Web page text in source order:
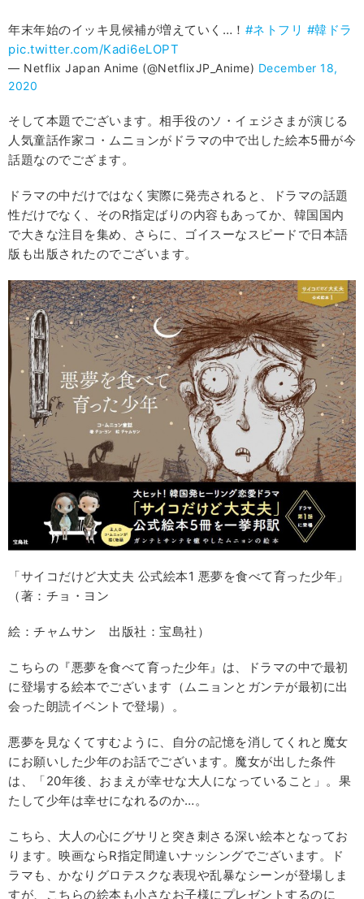
年末年始のイッキ見候補が増えていく…！ #ネトフリ #韓ドラ
pic.twitter.com/Kadi6eLOPT
— Netflix Japan Anime (@NetflixJP_Anime) December 18,
2020
そして本題でございます。相手役のソ・イェジさまが演じる
人気童話作家コ・ムニョンがドラマの中で出した絵本5冊が今
話題なのでござます。
ドラマの中だけではなく実際に発売されると、ドラマの話題
性だけでなく、そのR指定ばりの内容もあってか、韓国国内
で大きな注目を集め、さらに、ゴイスーなスピードで日本語
版も出版されたのでございます。
「サイコだけど大丈夫 公式絵本1 悪夢を食べて育った少年」
（著：チョ・ヨン
絵：チャムサン 出版社：宝島社）
こちらの『悪夢を食べて育った少年』は、ドラマの中で最初
に登場する絵本でございます（ムニョンとガンテが最初に出
会った朗読イベントで登場）。
悪夢を見なくてすむように、自分の記憶を消してくれと魔女
にお願いした少年のお話でございます。魔女が出した条件
は、「20年後、おまえが幸せな大人になっていること」。果
たして少年は幸せになれるのか…。
こちら、大人の心にグサリと突き刺さる深い絵本となってお
ります。映画ならR指定間違いナッシングでございます。ド
ラマも、かなりグロテスクな表現や乱暴なシーンが登場しま
すが、こちらの絵本も小さなお子様にプレゼントするのに